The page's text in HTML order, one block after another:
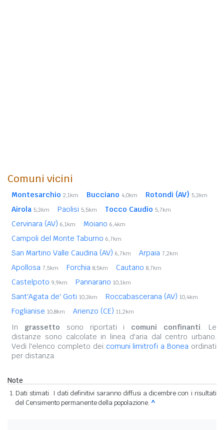
Comuni vicini
Montesarchio 2,1km Bucciano 4,0km Rotondi (AV) 5,3km
Airola 5,3km Paolisi 5,5km Tocco Caudio 5,7km
Cervinara (AV) 6,1km Moiano 6,4km
Campoli del Monte Taburno 6,7km
San Martino Valle Caudina (AV) 6,7km Arpaia 7,2km
Apollosa 7,5km Forchia 8,5km Cautano 8,7km
Castelpoto 9,9km Pannarano 10,1km
Sant'Agata de' Goti 10,3km Roccabascerana (AV) 10,4km
Foglianise 10,8km Arienzo (CE) 11,2km
In grassetto sono riportati i comuni confinanti. Le
distanze sono calcolate in linea d'aria dal centro urbano.
Vedi l'elenco completo dei comuni limitrofi a Bonea ordinati
per distanza.
Note
Dati stimati. I dati definitivi saranno diffusi a dicembre con i risultati
del Censimento permanente della popolazione. ^